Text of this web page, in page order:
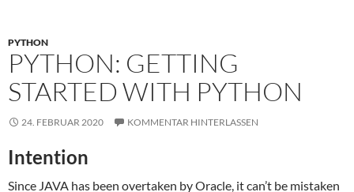
PYTHON
PYTHON: GETTING
STARTED WITH PYTHON
24. FEBRUAR 2020 KOMMENTAR HINTERLASSEN
Intention
Since JAVA has been overtaken by Oracle, it can’t be mistaken